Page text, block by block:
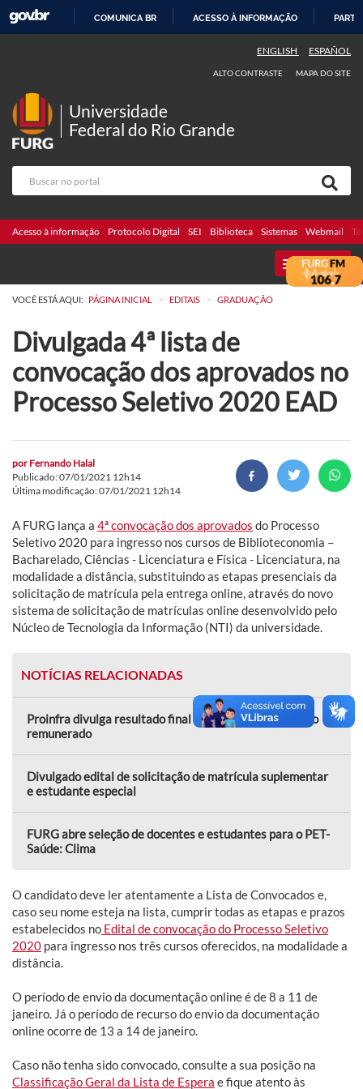
COMUNICA BR ACESSO À INFORMAÇÃO
ENGLISH ESPAÑOL
ALTO CONTRASTE MAPA DO SITE
Universidade
Federal do Rio Grande
Acesso à informação Protocolo Digital SEI Biblioteca Sistemas Webmail
MENU
VOCÊ ESTÁ AQUI: PÁGINA INICIAL > EDITAIS > GRADUAÇÃO
Divulgada 4ª lista de
convocação dos aprovados no
Processo Seletivo 2020 EAD
por Fernando Halal
Publicado: 07/01/2021 12h14
Última modificação: 07/01/2021 12h14
A FURG lança a 4ª convocação dos aprovados do Processo
Seletivo 2020 para ingresso nos cursos de Biblioteconomia –
Bacharelado, Ciências - Licenciatura e Física - Licenciatura, na
modalidade a distância, substituindo as etapas presenciais da
solicitação de matrícula pela entrega online, através do novo
sistema de solicitação de matrículas online desenvolvido pelo
Núcleo de Tecnologia da Informação (NTI) da universidade.
NOTÍCIAS RELACIONADAS
Proinfra divulga resultado final de seleção para estágio
remunerado
Divulgado edital de solicitação de matrícula suplementar
e estudante especial
FURG abre seleção de docentes e estudantes para o PET-
Saúde: Clima
O candidato deve ler atentamente a Lista de Convocados e,
caso seu nome esteja na lista, cumprir todas as etapas e prazos
estabelecidos no Edital de convocação do Processo Seletivo
2020 para ingresso nos três cursos oferecidos, na modalidade a
distância.
O período de envio da documentação online é de 8 a 11 de
janeiro. Já o período de recurso do envio da documentação
online ocorre de 13 a 14 de janeiro.
Caso não tenha sido convocado, consulte a sua posição na
Classificação Geral da Lista de Espera e fique atento às